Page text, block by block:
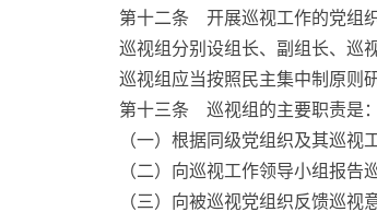
第十二条 开展巡视工作的党组织
巡视组分别设组长、副组长、巡视
巡视组应当按照民主集中制原则研
第十三条 巡视组的主要职责是：
（一）根据同级党组织及其巡视工
（二）向巡视工作领导小组报告巡
（三）向被巡视党组织反馈巡视意